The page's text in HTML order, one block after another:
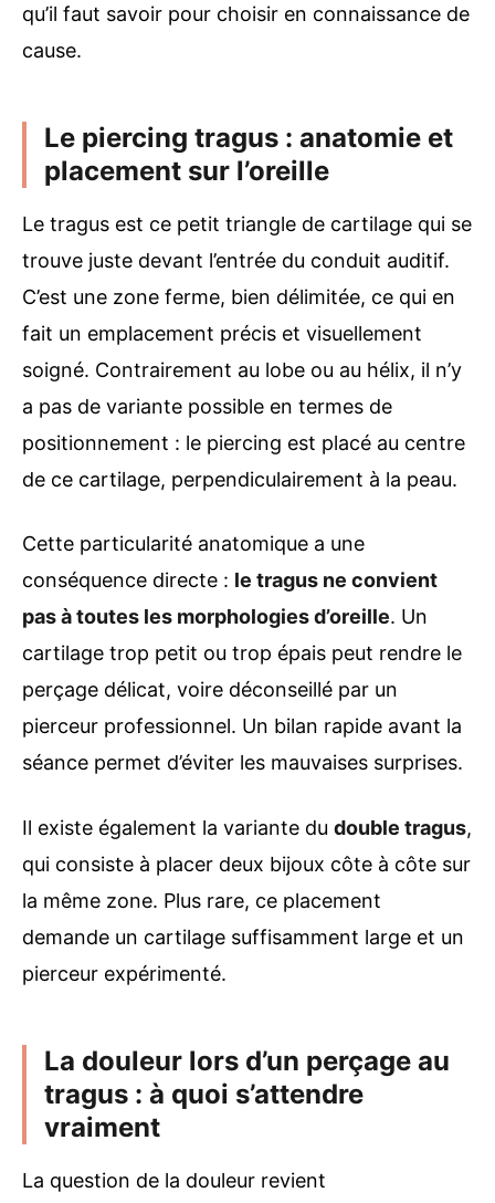
qu’il faut savoir pour choisir en connaissance de
cause.
Le piercing tragus : anatomie et
placement sur l’oreille
Le tragus est ce petit triangle de cartilage qui se
trouve juste devant l’entrée du conduit auditif.
C’est une zone ferme, bien délimitée, ce qui en
fait un emplacement précis et visuellement
soigné. Contrairement au lobe ou au hélix, il n’y
a pas de variante possible en termes de
positionnement : le piercing est placé au centre
de ce cartilage, perpendiculairement à la peau.
Cette particularité anatomique a une
conséquence directe : le tragus ne convient
pas à toutes les morphologies d’oreille. Un
cartilage trop petit ou trop épais peut rendre le
perçage délicat, voire déconseillé par un
pierceur professionnel. Un bilan rapide avant la
séance permet d’éviter les mauvaises surprises.
Il existe également la variante du double tragus,
qui consiste à placer deux bijoux côte à côte sur
la même zone. Plus rare, ce placement
demande un cartilage suffisamment large et un
pierceur expérimenté.
La douleur lors d’un perçage au
tragus : à quoi s’attendre
vraiment
La question de la douleur revient